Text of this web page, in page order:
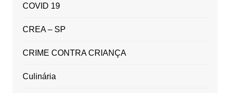
COVID 19
CREA – SP
CRIME CONTRA CRIANÇA
Culinária